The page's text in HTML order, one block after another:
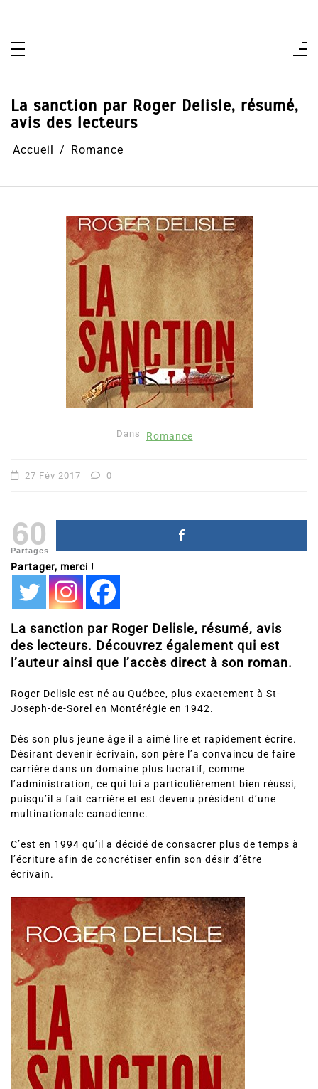
La sanction par Roger Delisle, résumé,
avis des lecteurs
Accueil Romance
Dans Romance
27 Fév 2017 0
60
Partages
Partager, merci !
La sanction par Roger Delisle, résumé, avis
des lecteurs. Découvrez également qui est
l’auteur ainsi que l’accès direct à son roman.
Roger Delisle est né au Québec, plus exactement à St-
Joseph-de-Sorel en Montérégie en 1942.
Dès son plus jeune âge il a aimé lire et rapidement écrire.
Désirant devenir écrivain, son père l’a convaincu de faire
carrière dans un domaine plus lucratif, comme
l’administration, ce qui lui a particulièrement bien réussi,
puisqu’il a fait carrière et est devenu président d’une
multinationale canadienne.
C’est en 1994 qu’il a décidé de consacrer plus de temps à
l’écriture afin de concrétiser enfin son désir d’être
écrivain.